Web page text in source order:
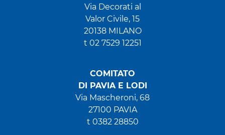
Via Decorati al
Valor Civile, 15
20138 MILANO
t 02 7529 12251
COMITATO
DI PAVIA E LODI
Via Mascheroni, 68
27100 PAVIA
t 0382 28850